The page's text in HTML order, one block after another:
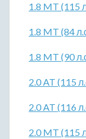
1.8 MT (115
1.8 MT (84
1.8 MT (90
2.0 AT (115
2.0 AT (116
2.0 MT (115